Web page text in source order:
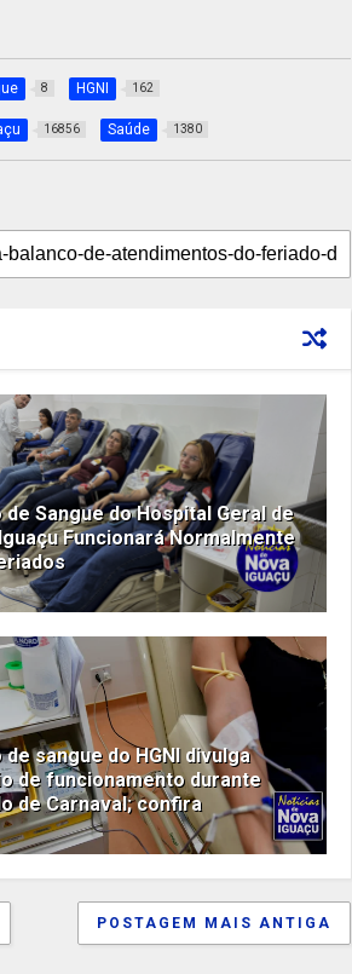
8 HGNI 162
16856 Saúde 1380
de Sangue do Hospital Geral de
Funcionará Normalmente
de sangue do HGNI divulga
de funcionamento durante
de Carnaval; confira
POSTAGEM MAIS ANTIGA